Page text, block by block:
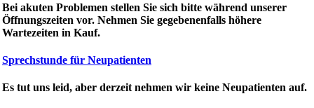
Bei akuten Problemen stellen Sie sich bitte während unserer
Öffnungszeiten vor. Nehmen Sie gegebenenfalls höhere
Wartezeiten in Kauf.
Sprechstunde für Neupatienten
Es tut uns leid, aber derzeit nehmen wir keine Neupatienten auf.